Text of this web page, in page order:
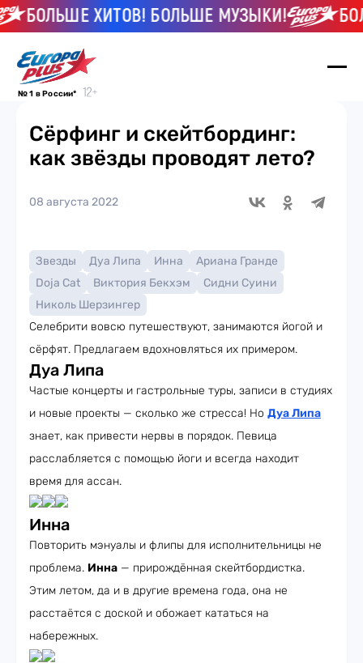
БОЛЬШЕ ХИТОВ! БОЛЬШЕ МУЗЫКИ!
№ 1 в России*
Сёрфинг и скейтбординг:
как звёзды проводят лето?
08 августа 2022
Звезды Дуа Липа Инна
Ариана Гранде
Doja Cat
Виктория Бекхэм
Сидни Суини
Николь Шерзингер
Селебрити вовсю путешествуют, занимаются йогой и
сёрфят. Предлагаем вдохновляться их примером.
Дуа Липа
Частые концерты и гастрольные туры, записи в студиях
и новые проекты — сколько же стресса! Но Дуа Липа
знает, как привести нервы в порядок. Певица
расслабляется с помощью йоги и всегда находит
время для ассан.
Инна
Повторить мэнуалы и флипы для исполнительницы не
проблема. Инна — прирождённая скейтбордистка.
Этим летом, да и в другие времена года, она не
расстаётся с доской и обожает кататься на
набережных.